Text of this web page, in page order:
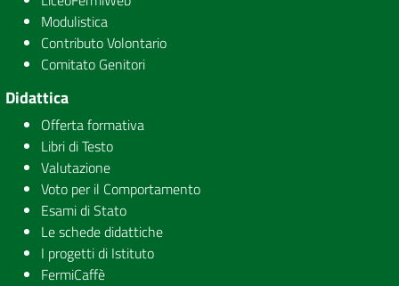
Modulistica
Contributo Volontario
Comitato Genitori
Didattica
Offerta formativa
Libri di Testo
Valutazione
Voto per il Comportamento
Esami di Stato
Le schede didattiche
I progetti di Istituto
FermiCaffè